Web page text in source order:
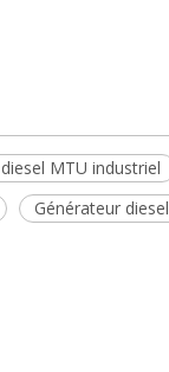
MTU industriel
Générateur